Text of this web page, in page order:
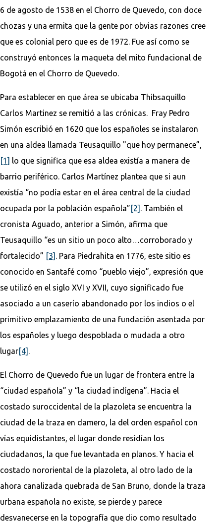
6 de agosto de 1538 en el Chorro de Quevedo, con doce
chozas y una ermita que la gente por obvias razones cree
que es colonial pero que es de 1972. Fue así como se
construyó entonces la maqueta del mito fundacional de
Bogotá en el Chorro de Quevedo.
Para establecer en que área se ubicaba Thibsaquillo
Carlos Martinez se remitió a las crónicas. Fray Pedro
Simón escribió en 1620 que los españoles se instalaron
en una aldea llamada Teusaquillo "que hoy permanece”,
[1] lo que significa que esa aldea existía a manera de
barrio periférico. Carlos Martínez plantea que si aun
existía “no podía estar en el área central de la ciudad
ocupada por la población española” [2] . También el
cronista Aguado, anterior a Simón, afirma que
Teusaquillo “es un sitio un poco alto…corroborado y
fortalecido” [3] . Para Piedrahita en 1776, este sitio es
conocido en Santafé como “pueblo viejo”, expresión que
se utilizó en el siglo XVI y XVII, cuyo significado fue
asociado a un caserío abandonado por los indios o el
primitivo emplazamiento de una fundación asentada por
los españoles y luego despoblada o mudada a otro
lugar[4] .
El Chorro de Quevedo fue un lugar de frontera entre la
“ciudad española” y “la ciudad indígena”. Hacia el
costado suroccidental de la plazoleta se encuentra la
ciudad de la traza en damero, la del orden español con
vías equidistantes, el lugar donde residían los
ciudadanos, la que fue levantada en planos. Y hacia el
costado nororiental de la plazoleta, al otro lado de la
ahora canalizada quebrada de San Bruno, donde la traza
urbana española no existe, se pierde y parece
desvanecerse en la topografía que dio como resultado